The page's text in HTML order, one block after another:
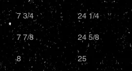
7 3/4 24 1/4
7 7/8 24 5/8
8 25